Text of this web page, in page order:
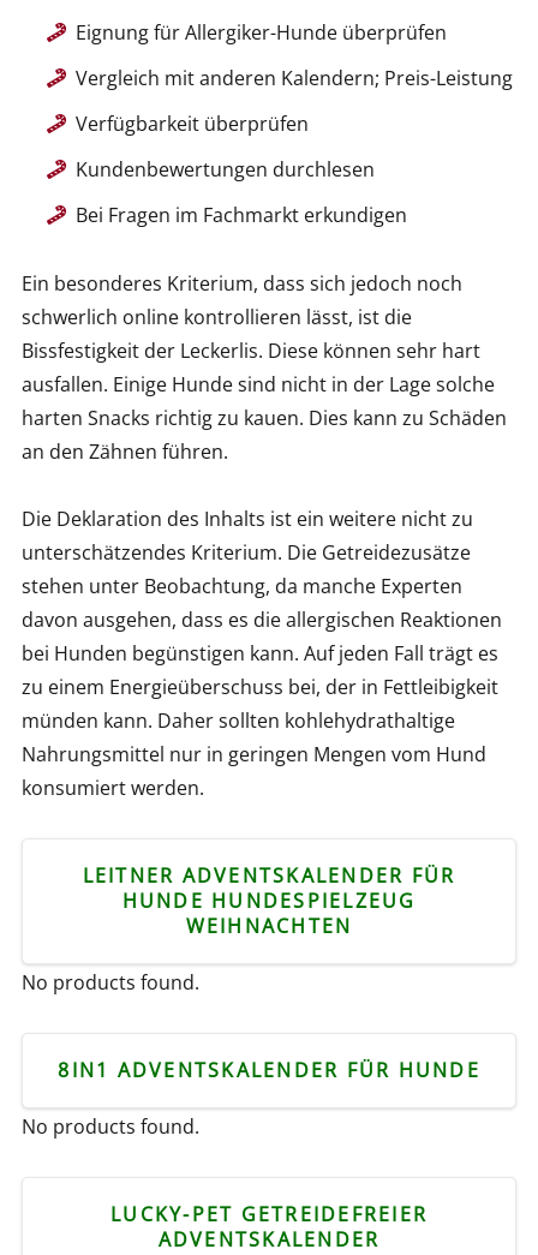
Eignung für Allergiker-Hunde überprüfen
Vergleich mit anderen Kalendern; Preis-Leistung
Verfügbarkeit überprüfen
Kundenbewertungen durchlesen
Bei Fragen im Fachmarkt erkundigen
Ein besonderes Kriterium, dass sich jedoch noch
schwerlich online kontrollieren lässt, ist die
Bissfestigkeit der Leckerlis. Diese können sehr hart
ausfallen. Einige Hunde sind nicht in der Lage solche
harten Snacks richtig zu kauen. Dies kann zu Schäden
an den Zähnen führen.
Die Deklaration des Inhalts ist ein weitere nicht zu
unterschätzendes Kriterium. Die Getreidezusätze
stehen unter Beobachtung, da manche Experten
davon ausgehen, dass es die allergischen Reaktionen
bei Hunden begünstigen kann. Auf jeden Fall trägt es
zu einem Energieüberschuss bei, der in Fettleibigkeit
münden kann. Daher sollten kohlehydrathaltige
Nahrungsmittel nur in geringen Mengen vom Hund
konsumiert werden.
LEITNER ADVENTSKALENDER FÜR
HUNDE HUNDESPIELZEUG
WEIHNACHTEN
No products found.
8IN1 ADVENTSKALENDER FÜR HUNDE
No products found.
LUCKY-PET GETREIDEFREIER
ADVENTSKALENDER